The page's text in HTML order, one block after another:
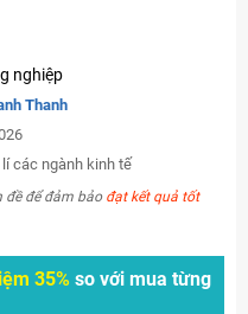
nghiệp
Thanh
các ngành kinh tế
đề để đảm bảo đạt kết quả tốt
35% so với mua từng